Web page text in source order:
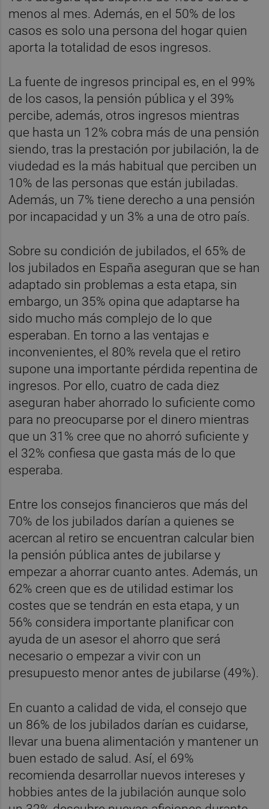
menos al mes. Además, en el 50% de los
casos es solo una persona del hogar quien
aporta la totalidad de esos ingresos.
La fuente de ingresos principal es, en el 99%
de los casos, la pensión pública y el 39%
percibe, además, otros ingresos mientras
que hasta un 12% cobra más de una pensión
siendo, tras la prestación por jubilación, la de
viudedad es la más habitual que perciben un
10% de las personas que están jubiladas.
Además, un 7% tiene derecho a una pensión
por incapacidad y un 3% a una de otro país.
Sobre su condición de jubilados, el 65% de
los jubilados en España aseguran que se han
adaptado sin problemas a esta etapa, sin
embargo, un 35% opina que adaptarse ha
sido mucho más complejo de lo que
esperaban. En torno a las ventajas e
inconvenientes, el 80% revela que el retiro
supone una importante pérdida repentina de
ingresos. Por ello, cuatro de cada diez
aseguran haber ahorrado lo suficiente como
para no preocuparse por el dinero mientras
que un 31% cree que no ahorró suficiente y
el 32% confiesa que gasta más de lo que
esperaba.
Entre los consejos financieros que más del
70% de los jubilados darían a quienes se
acercan al retiro se encuentran calcular bien
la pensión pública antes de jubilarse y
empezar a ahorrar cuanto antes. Además, un
62% creen que es de utilidad estimar los
costes que se tendrán en esta etapa, y un
56% considera importante planificar con
ayuda de un asesor el ahorro que será
necesario o empezar a vivir con un
presupuesto menor antes de jubilarse (49%).
En cuanto a calidad de vida, el consejo que
un 86% de los jubilados darían es cuidarse,
llevar una buena alimentación y mantener un
buen estado de salud. Así, el 69%
recomienda desarrollar nuevos intereses y
hobbies antes de la jubilación aunque solo